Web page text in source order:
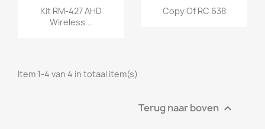
Snel bekijken
Kit RM-427 AHD
Wireless...
Snel bekijken
Copy Of RC 638
Item 1-4 van 4 in totaal item(s)
Terug naar boven 